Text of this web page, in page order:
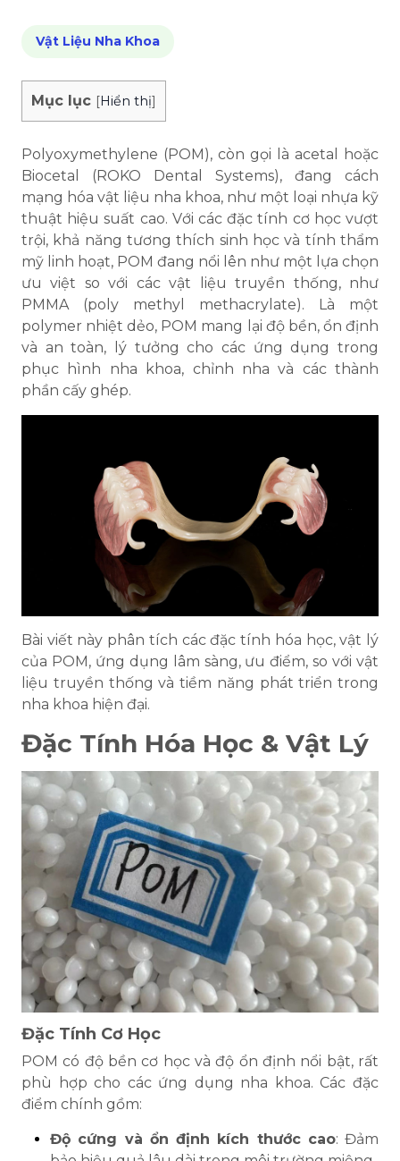
Vật Liệu Nha Khoa
Mục lục [Hiển thị]
Polyoxymethylene (POM), còn gọi là acetal hoặc
Biocetal (ROKO Dental Systems), đang cách
mạng hóa vật liệu nha khoa, như một loại nhựa kỹ
thuật hiệu suất cao. Với các đặc tính cơ học vượt
trội, khả năng tương thích sinh học và tính thẩm
mỹ linh hoạt, POM đang nổi lên như một lựa chọn
ưu việt so với các vật liệu truyền thống, như
PMMA (poly methyl methacrylate). Là một
polymer nhiệt dẻo, POM mang lại độ bền, ổn định
và an toàn, lý tưởng cho các ứng dụng trong
phục hình nha khoa, chỉnh nha và các thành
phần cấy ghép.
Bài viết này phân tích các đặc tính hóa học, vật lý
của POM, ứng dụng lâm sàng, ưu điểm, so với vật
liệu truyền thống và tiềm năng phát triển trong
nha khoa hiện đại.
Đặc Tính Hóa Học & Vật Lý
Đặc Tính Cơ Học
POM có độ bền cơ học và độ ổn định nổi bật, rất
phù hợp cho các ứng dụng nha khoa. Các đặc
điểm chính gồm:
Độ cứng và ổn định kích thước cao: Đảm